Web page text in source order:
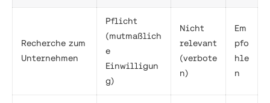
Recherche zum
Unternehmen
Pflicht
(mutmaßlich
e
Einwilligun
g)
Nicht
relevant
(verbote
n)
Em
pfo
hle
n